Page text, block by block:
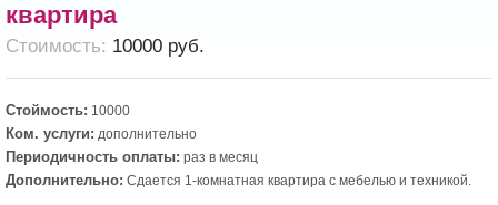
квартира
Cтоимость: 10000 руб.
Стоймость: 10000
Ком. услуги: дополнительно
Периодичность оплаты: раз в месяц
Дополнительно: Сдается 1-комнатная квартира с мебелью и техникой.